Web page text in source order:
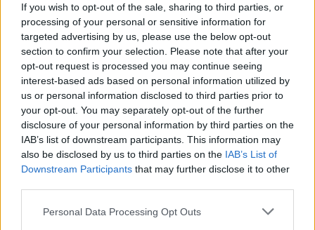
If you wish to opt-out of the sale, sharing to third parties, or
processing of your personal or sensitive information for
targeted advertising by us, please use the below opt-out
section to confirm your selection. Please note that after your
opt-out request is processed you may continue seeing
interest-based ads based on personal information utilized by
us or personal information disclosed to third parties prior to
your opt-out. You may separately opt-out of the further
disclosure of your personal information by third parties on the
IAB’s list of downstream participants. This information may
also be disclosed by us to third parties on the IAB’s List of
Downstream Participants that may further disclose it to other
Personal Data Processing Opt Outs
Tuore sosiaali-​ ja terveysministeri Wille
Rydman on päättänyt rajoittaa
järjestöjohtajien
Info
Tietosuojalauseke
Yhteistyössä
Jocka